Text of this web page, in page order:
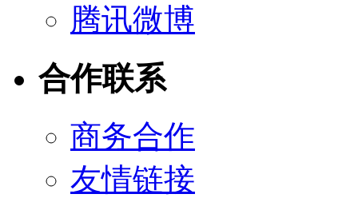
腾讯微博
合作联系
商务合作
友情链接